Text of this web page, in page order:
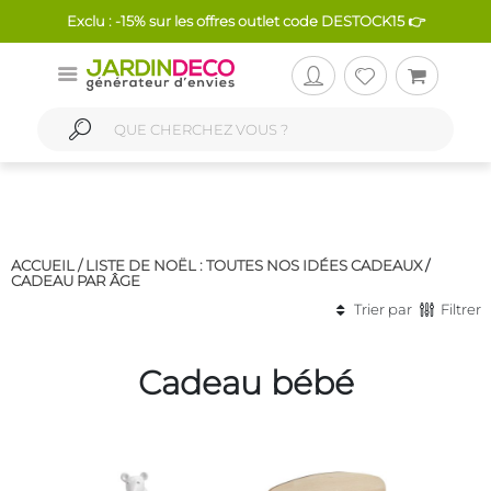
Exclu : -15% sur les offres outlet code DESTOCK15 👉
ACCUEIL / LISTE DE NOËL : TOUTES NOS IDÉES CADEAUX/
CADEAU PAR ÂGE
Trier par
Filtrer
Cadeau bébé